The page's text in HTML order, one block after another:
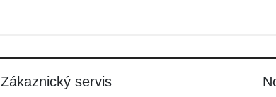
Zákaznický servis